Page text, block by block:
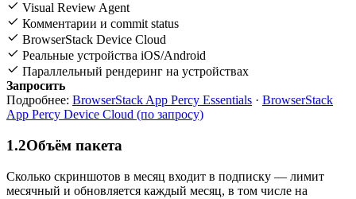
Visual Review Agent
Комментарии и commit status
BrowserStack Device Cloud
Реальные устройства iOS/Android
Параллельный рендеринг на устройствах
Запросить
Подробнее: BrowserStack App Percy Essentials · BrowserStack
App Percy Device Cloud (по запросу)
1.2Объём пакета
Сколько скриншотов в месяц входит в подписку — лимит
месячный и обновляется каждый месяц, в том числе на